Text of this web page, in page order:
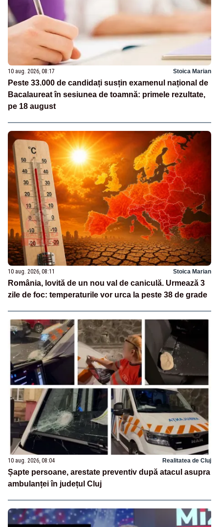
10 aug. 2026, 08:17 Stoica Marian
Peste 33.000 de candidați susțin examenul național de
Bacalaureat în sesiunea de toamnă: primele rezultate,
pe 18 august
10 aug. 2026, 08:11 Stoica Marian
România, lovită de un nou val de caniculă. Urmează 3
zile de foc: temperaturile vor urca la peste 38 de grade
10 aug. 2026, 08:04 Realitatea de Cluj
Șapte persoane, arestate preventiv după atacul asupra
ambulanței în județul Cluj